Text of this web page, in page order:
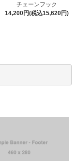
チェーンフック
14,200円(税込15,620円)